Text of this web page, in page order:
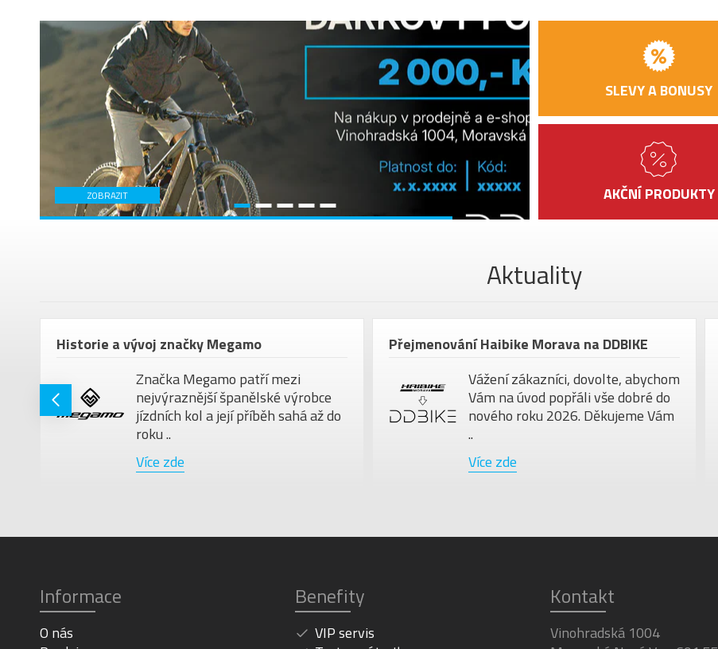
ZOBRAZIT
SLEVY A BONUSY
AKČNÍ PRODUKTY
Aktuality
Historie a vývoj značky Megamo
Značka Megamo patří mezi
nejvýraznější španělské výrobce
jízdních kol a její příběh sahá až do
roku ..
Více zde
Přejmenování Haibike Morava na DDBIKE
Vážení zákazníci, dovolte, abychom
Vám na úvod popřáli vše dobré do
nového roku 2026. Děkujeme Vám
..
Více zde
Informace
O nás
Benefity
VIP servis
Kontakt
Vinohradská 1004